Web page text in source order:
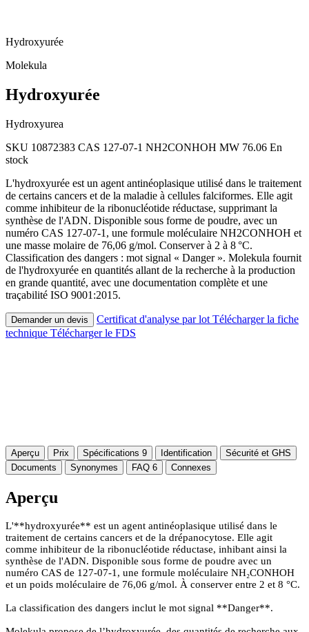
Hydroxyurée
Molekula
Hydroxyurée
Hydroxyurea
SKU 10872383 CAS 127-07-1 NH2CONHOH MW 76.06 En
stock
L'hydroxyurée est un agent antinéoplasique utilisé dans le traitement
de certains cancers et de la maladie à cellules falciformes. Elle agit
comme inhibiteur de la ribonucléotide réductase, supprimant la
synthèse de l'ADN. Disponible sous forme de poudre, avec un
numéro CAS 127-07-1, une formule moléculaire NH2CONHOH et
une masse molaire de 76,06 g/mol. Conserver à 2 à 8 °C.
Classification des dangers : mot signal « Danger ». Molekula fournit
de l'hydroxyurée en quantités allant de la recherche à la production
en grande quantité, avec une documentation complète et une
traçabilité ISO 9001:2015.
Demander un devis Certificat d'analyse par lot Télécharger la fiche
technique Télécharger le FDS
Aperçu Prix Spécifications 9 Identification
Sécurité et GHS
Documents
Synonymes FAQ 6 Connexes
Aperçu
L'**hydroxyurée** est un agent antinéoplasique utilisé dans le
traitement de certains cancers et de la drépanocytose. Elle agit
comme inhibiteur de la ribonucléotide réductase, inhibant ainsi la
synthèse de l'ADN. Disponible sous forme de poudre avec un
numéro CAS de 127-07-1, une formule moléculaire NH₂CONHOH
et un poids moléculaire de 76,06 g/mol. À conserver entre 2 et 8 °C.
La classification des dangers inclut le mot signal **Danger**.